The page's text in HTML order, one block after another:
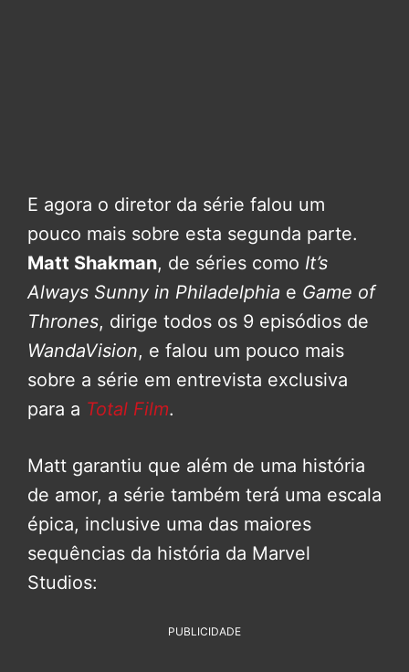
E agora o diretor da série falou um
pouco mais sobre esta segunda parte.
Matt Shakman, de séries como It’s
Always Sunny in Philadelphia e Game of
Thrones, dirige todos os 9 episódios de
WandaVision, e falou um pouco mais
sobre a série em entrevista exclusiva
para a Total Film.
Matt garantiu que além de uma história
de amor, a série também terá uma escala
épica, inclusive uma das maiores
sequências da história da Marvel
Studios:
PUBLICIDADE